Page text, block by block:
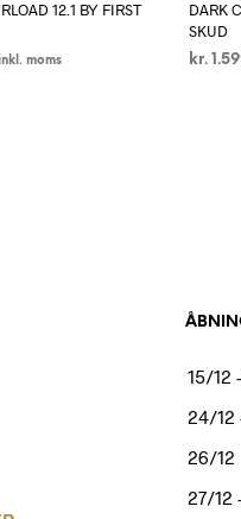
12.1 BY FIRST
moms
DARK
SKUD
kr.
15/12
24/12
26/12
27/12